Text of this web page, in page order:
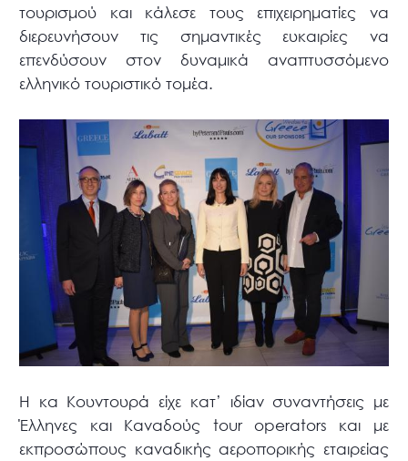
τουρισμού και κάλεσε τους επιχειρηματίες να
διερευνήσουν τις σημαντικές ευκαιρίες να
επενδύσουν στον δυναμικά αναπτυσσόμενο
ελληνικό τουριστικό τομέα.
Η κα Κουντουρά είχε κατ’ ιδίαν συναντήσεις με
Έλληνες και Καναδούς tour operators και με
εκπροσώπους καναδικής αεροπορικής εταιρείας